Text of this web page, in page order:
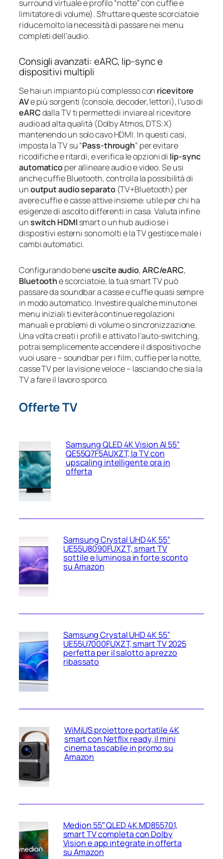
surround virtuale e profilo “notte” con cuffie e
limitatore di volume). Sfruttare queste scorciatoie
riduce molto la necessità di passare nei menu
completi dell’audio.
Consigli avanzati: eARC, lip-sync e
dispositivi multipli
Se hai un impianto più complesso con ricevitore
AVe più sorgenti (console, decoder, lettori), l’uso di
eARCdalla TV ti permette di inviare al ricevitore
audio ad alta qualità (Dolby Atmos, DTS:X)
mantenendo un solo cavo HDMI. In questi casi,
imposta la TV su “Pass-through” per evitare
ricodifiche e ritardi, e verifica le opzioni di lip-sync
automaticoper allineare audio e video. Se usi
anche cuffie Bluetooth, controlla la possibilità di
unoutput audio separato(TV+Bluetooth) per
avere cuffie e casse attive insieme: utile per chi ha
esigenze di ascolto differenti in casa. Valuta infine
unswitch HDMI smart o un hub audio se i
dispositivi esterni sono molti e la TV gestisce male i
cambi automatici.
Configurando beneuscite audio,ARC/eARC,
Bluetoothe scorciatoie, la tua smart TV può
passare da soundbar a casse e cuffie quasi sempre
in modo automatico. Investire qualche minuto nei
menu iniziali ti eviterà continue regolazioni
manuali e problemi di volume o sincronizzazione.
Una volta creati i profili e attivato l’auto-switching,
potrai semplicemente accendere il dispositivo che
vuoi usare – soundbar per i film, cuffie per la notte,
casse TV per la visione veloce – lasciando che sia la
TV a fare il lavoro sporco.
Offerte TV
Samsung QLED 4K Vision AI 55”
QE55Q7F5AUXZT, la TV con
upscaling intelligente ora in
offerta
Samsung Crystal UHD 4K 55”
UE55U8090FUXZT, smart TV
sottile e luminosa in forte sconto
su Amazon
Samsung Crystal UHD 4K 55”
UE55U7000FUXZT, smart TV 2025
perfetta per il salotto a prezzo
ribassato
WiMiUS proiettore portatile 4K
smart con Netflix ready, il mini
cinema tascabile in promo su
Amazon
Medion 55″ QLED 4K MD855701,
smart TV completa con Dolby
Vision e app integrate in offerta
su Amazon